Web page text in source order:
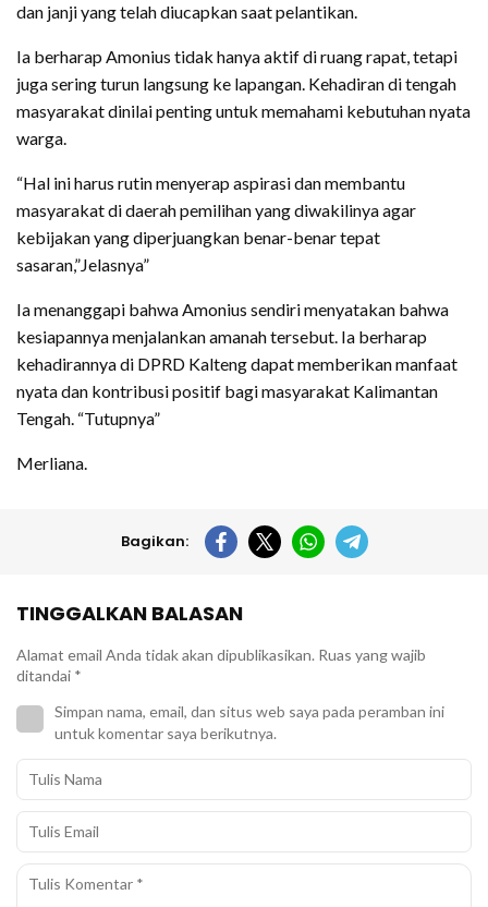
dan janji yang telah diucapkan saat pelantikan.
Ia berharap Amonius tidak hanya aktif di ruang rapat, tetapi
juga sering turun langsung ke lapangan. Kehadiran di tengah
masyarakat dinilai penting untuk memahami kebutuhan nyata
warga.
“Hal ini harus rutin menyerap aspirasi dan membantu
masyarakat di daerah pemilihan yang diwakilinya agar
kebijakan yang diperjuangkan benar-benar tepat
sasaran,”Jelasnya”
Ia menanggapi bahwa Amonius sendiri menyatakan bahwa
kesiapannya menjalankan amanah tersebut. Ia berharap
kehadirannya di DPRD Kalteng dapat memberikan manfaat
nyata dan kontribusi positif bagi masyarakat Kalimantan
Tengah. “Tutupnya”
Merliana.
Bagikan:
TINGGALKAN BALASAN
Alamat email Anda tidak akan dipublikasikan. Ruas yang wajib
ditandai *
Simpan nama, email, dan situs web saya pada peramban ini
untuk komentar saya berikutnya.